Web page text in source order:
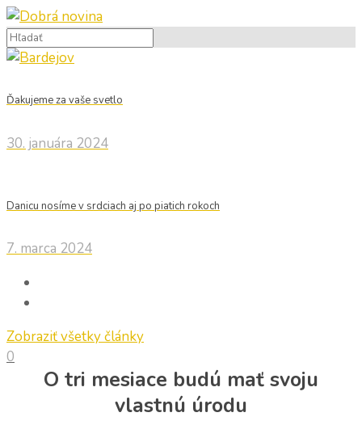
Ďakujeme za vaše svetlo
30. januára 2024
Danicu nosíme v srdciach aj po piatich rokoch
7. marca 2024
Zobraziť všetky články
0
O tri mesiace budú mať svoju
vlastnú úrodu